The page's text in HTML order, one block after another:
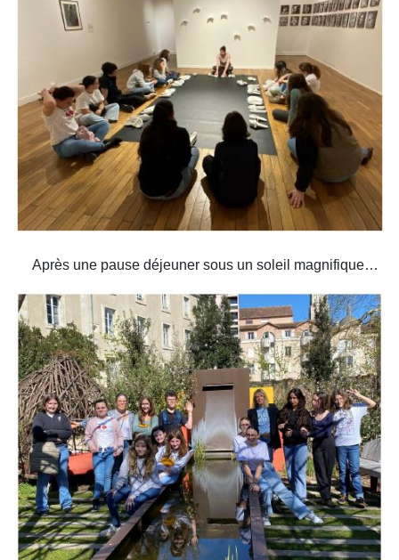
Après une pause déjeuner sous un soleil magnifique…